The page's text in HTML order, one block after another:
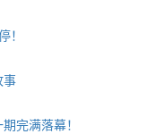
！
事
完满落幕！